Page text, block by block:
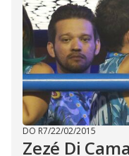
DO R7/22/02/2015
Zezé Di